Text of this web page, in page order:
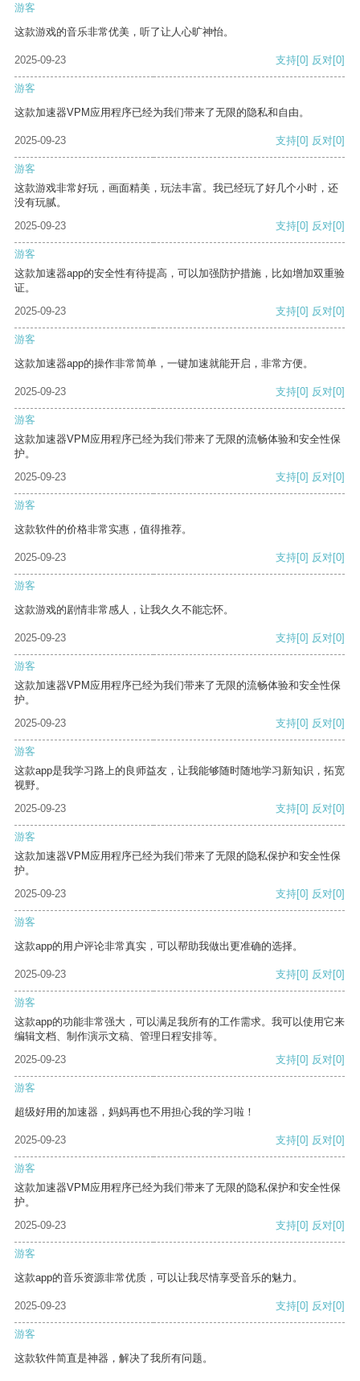
游客
这款游戏的音乐非常优美，听了让人心旷神怡。
2025-09-23 支持[0] 反对[0]
游客
这款加速器VPM应用程序已经为我们带来了无限的隐私和自由。
2025-09-23 支持[0] 反对[0]
游客
这款游戏非常好玩，画面精美，玩法丰富。我已经玩了好几个小时，还
没有玩腻。
2025-09-23
支持[0] 反对[0]
游客
这款加速器app的安全性有待提高，可以加强防护措施，比如增加双重验
证。
2025-09-23
支持[0] 反对[0]
游客
这款加速器app的操作非常简单，一键加速就能开启，非常方便。
2025-09-23 支持[0] 反对[0]
游客
这款加速器VPM应用程序已经为我们带来了无限的流畅体验和安全性保
护。
2025-09-23
支持[0] 反对[0]
游客
这款软件的价格非常实惠，值得推荐。
2025-09-23 支持[0] 反对[0]
游客
这款游戏的剧情非常感人，让我久久不能忘怀。
2025-09-23 支持[0] 反对[0]
游客
这款加速器VPM应用程序已经为我们带来了无限的流畅体验和安全性保
护。
2025-09-23
支持[0] 反对[0]
游客
这款app是我学习路上的良师益友，让我能够随时随地学习新知识，拓宽
视野。
2025-09-23
支持[0] 反对[0]
游客
这款加速器VPM应用程序已经为我们带来了无限的隐私保护和安全性保
护。
2025-09-23
支持[0] 反对[0]
游客
这款app的用户评论非常真实，可以帮助我做出更准确的选择。
2025-09-23 支持[0] 反对[0]
游客
这款app的功能非常强大，可以满足我所有的工作需求。我可以使用它来
编辑文档、制作演示文稿、管理日程安排等。
2025-09-23
支持[0] 反对[0]
游客
超级好用的加速器，妈妈再也不用担心我的学习啦！
2025-09-23 支持[0] 反对[0]
游客
这款加速器VPM应用程序已经为我们带来了无限的隐私保护和安全性保
护。
2025-09-23
支持[0] 反对[0]
游客
这款app的音乐资源非常优质，可以让我尽情享受音乐的魅力。
2025-09-23 支持[0] 反对[0]
游客
这款软件简直是神器，解决了我所有问题。